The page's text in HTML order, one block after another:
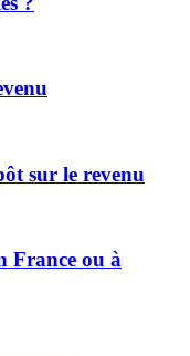
sur le revenu
France ou à